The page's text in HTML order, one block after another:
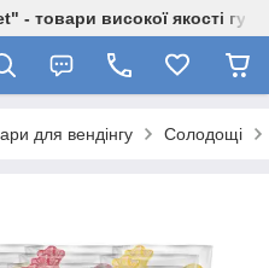
- товари високої якості
для вендінгу Солодощі